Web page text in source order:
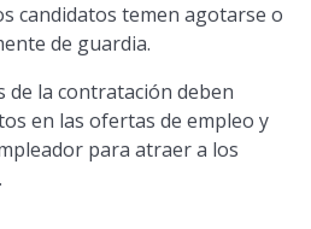
candidatos temen agotarse o
de guardia.
de la contratación deben
en las ofertas de empleo y
para atraer a los